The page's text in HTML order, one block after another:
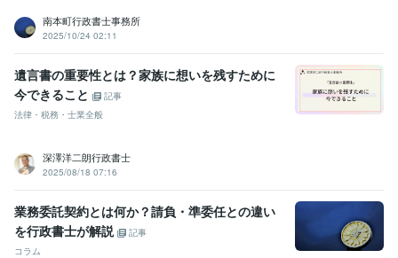
南本町行政書士事務所
2025/10/24 02:11
遺言書の重要性とは？家族に想いを残すために
今できること
記事
法律・税務・士業全般
深澤洋二朗行政書士
2025/08/18 07:16
業務委託契約とは何か？請負・準委任との違い
を行政書士が解説
記事
コラム